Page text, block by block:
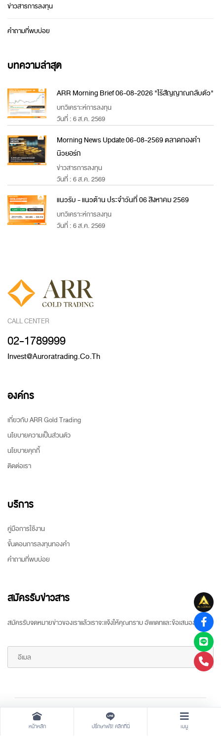
ข่าวสารการลงทุน
คำถามที่พบบ่อย
บทความล่าสุด
ARR Morning Brief 06-08-2026 "ไร้สัญญาณกลับตัว"
บทวิเคราะห์การลงทุน
วันที่ : 6 ส.ค. 2569
Morning News Update 06-08-2569 ตลาดทองคำ
นิวยอร์ก
ข่าวสารการลงทุน
วันที่ : 6 ส.ค. 2569
แนวรับ - แนวต้าน ประจำวันที่ 06 สิงหาคม 2569
บทวิเคราะห์การลงทุน
วันที่ : 6 ส.ค. 2569
CALL CENTER
02-1789999
Invest@auroratrading.co.th
องค์กร
เกี่ยวกับ ARR Gold Trading
นโยบายความเป็นส่วนตัว
นโยบายคุกกี้
ติดต่อเรา
บริการ
คู่มือการใช้งาน
ขั้นตอนการลงทุนทองคำ
คำถามที่พบบ่อย
สมัครรับข่าวสาร
สมัครรับจดหมายข่าวของเราแล้วเราจะแจ้งให้คุณทราบ อัพเดทและข้อเสนอล่าสุด
Copyright © 2026 All rights reserved ARR Gold Trading
หน้าหลัก ปรึกษาฟรี! คลิกที่นี่ เมนู